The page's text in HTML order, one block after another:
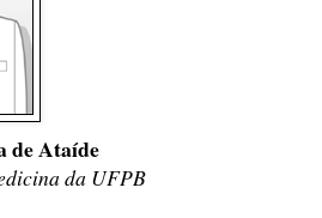
de Ataíde
da UFPB